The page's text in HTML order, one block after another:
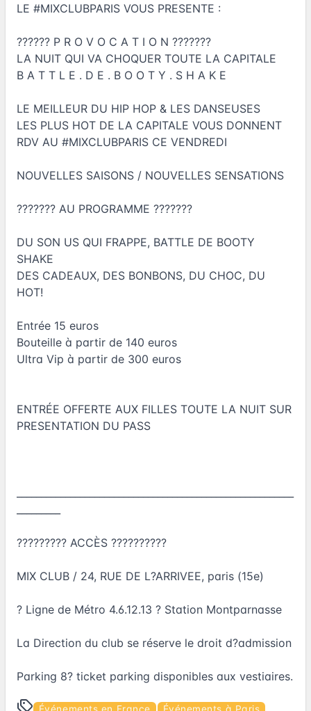
LE #MIXCLUBPARIS VOUS PRESENTE :
?????? P R O V O C A T I O N ???????
LA NUIT QUI VA CHOQUER TOUTE LA CAPITALE
B A T T L E . D E . B O O T Y . S H A K E
LE MEILLEUR DU HIP HOP & LES DANSEUSES
LES PLUS HOT DE LA CAPITALE VOUS DONNENT
RDV AU #MIXCLUBPARIS CE VENDREDI
NOUVELLES SAISONS / NOUVELLES SENSATIONS
??????? AU PROGRAMME ???????
DU SON US QUI FRAPPE, BATTLE DE BOOTY
SHAKE
DES CADEAUX, DES BONBONS, DU CHOC, DU
HOT!
Entrée 15 euros
Bouteille à partir de 140 euros
Ultra Vip à partir de 300 euros
ENTRÉE OFFERTE AUX FILLES TOUTE LA NUIT SUR
PRESENTATION DU PASS
????????? ACCÈS ??????????
MIX CLUB / 24, RUE DE L?ARRIVEE, paris (15e)
? Ligne de Métro 4.6.12.13 ? Station Montparnasse
La Direction du club se réserve le droit d?admission
Parking 8? ticket parking disponibles aux vestiaires.